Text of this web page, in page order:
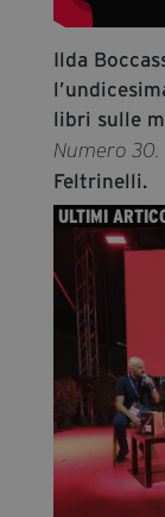
Ilda
libri sulle
Numero
Feltrinelli.
ULTIMI